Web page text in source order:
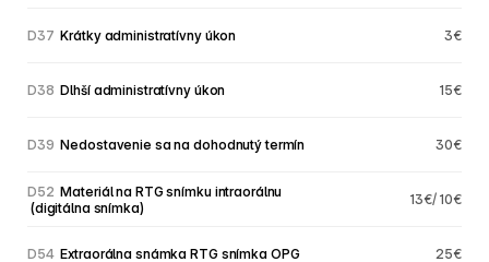
D37 Krátky administratívny úkon 3€
D38 Dlhší administratívny úkon 15€
D39 Nedostavenie sa na dohodnutý termín 30€
D52 Materiál na RTG snímku intraorálnu
(digitálna snímka)
13€/ 10€
D54 Extraorálna snámka RTG snímka OPG 25€